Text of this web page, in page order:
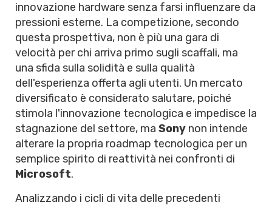
innovazione hardware senza farsi influenzare da
pressioni esterne. La competizione, secondo
questa prospettiva, non è più una gara di
velocità per chi arriva primo sugli scaffali, ma
una sfida sulla solidità e sulla qualità
dell'esperienza offerta agli utenti. Un mercato
diversificato è considerato salutare, poiché
stimola l'innovazione tecnologica e impedisce la
stagnazione del settore, ma Sony non intende
alterare la propria roadmap tecnologica per un
semplice spirito di reattività nei confronti di
Microsoft.
Analizzando i cicli di vita delle precedenti